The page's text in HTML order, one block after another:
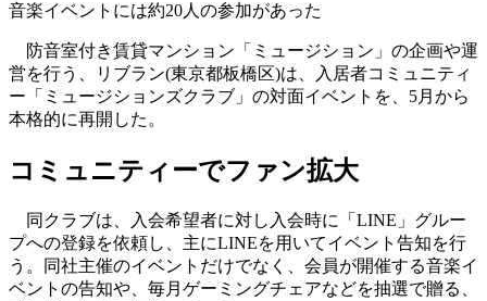
音楽イベントには約20人の参加があった
防音室付き賃貸マンション「ミュージション」の企画や運
営を行う、リブラン(東京都板橋区)は、入居者コミュニティ
ー「ミュージションズクラブ」の対面イベントを、5月から
本格的に再開した。
コミュニティーでファン拡大
同クラブは、入会希望者に対し入会時に「LINE」グルー
プへの登録を依頼し、主にLINEを用いてイベント告知を行
う。同社主催のイベントだけでなく、会員が開催する音楽イ
ベントの告知や、毎月ゲーミングチェアなどを抽選で贈る、